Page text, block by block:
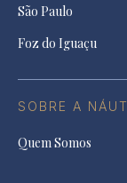
São Paulo
Foz do Iguaçu
SOBRE A
Quem Somos